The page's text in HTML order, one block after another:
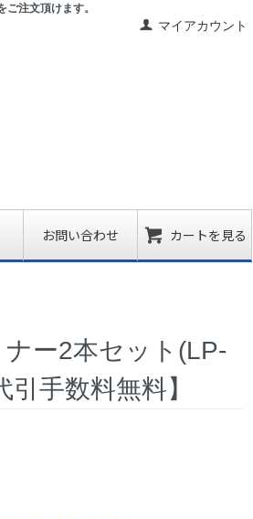
注文頂けます。
マイアカウント
お問い合わせ カートを見る
ー2本セット(LP-
手数料無料】